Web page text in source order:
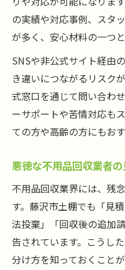
の実績や対応事例、スタ
が多く、安心材料の一つと
SNSや非公式サイト経由
き違いにつながるリスク
式窓口を通じて問い合わ
ーサポートや苦情対応も
ての方や高齢の方にもお
悪徳な不用品回収業者
不用品回収業界には、残
す。藤沢市土棚でも「見
法投棄」「回収後の追加
告されています。こうし
分け方を知っておくことが